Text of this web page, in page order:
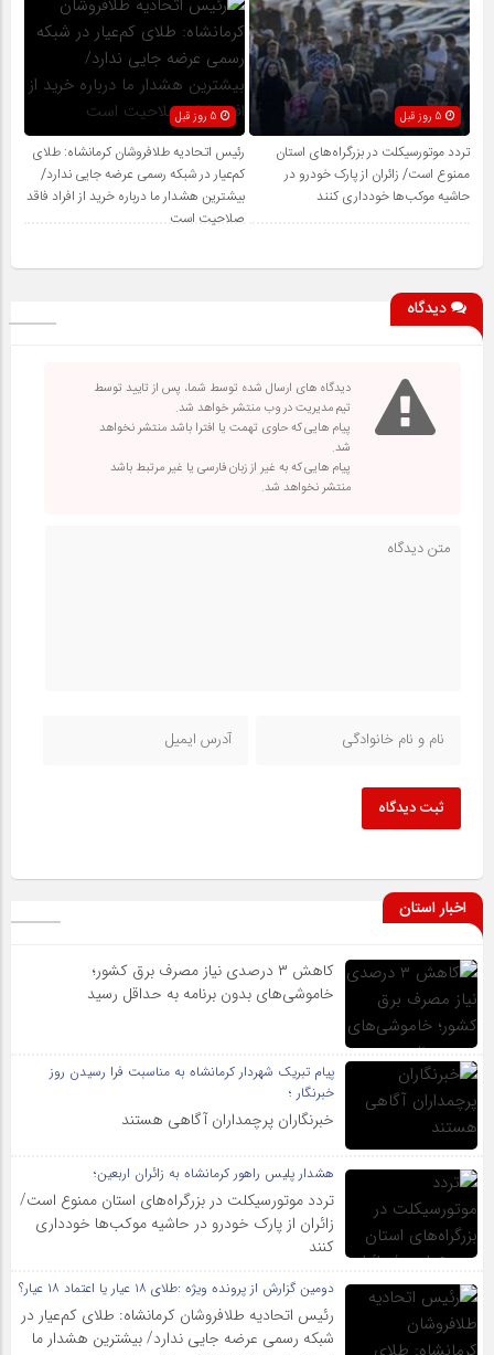
تردد موتورسیکلت در بزرگراه‌های استان
ممنوع است/ زائران از پارک خودرو در
حاشیه موکب‌ها خودداری کنند
رئیس اتحادیه طلافروشان کرمانشاه: طلای
کم‌عیار در شبکه رسمی عرضه جایی ندارد/
بیشترین هشدار ما درباره خرید از افراد فاقد
صلاحیت است
دیدگاه
دیدگاه های ارسال شده توسط شما، پس از تایید توسط
تیم مدیریت در وب منتشر خواهد شد.
پیام هایی که حاوی تهمت یا افترا باشد منتشر نخواهد
شد.
پیام هایی که به غیر از زبان فارسی یا غیر مرتبط باشد
منتشر نخواهد شد.
ثبت دیدگاه
اخبار استان
کاهش ۳ درصدی نیاز مصرف برق کشور؛
خاموشی‌های بدون برنامه به حداقل رسید
پیام تبریک شهردار کرمانشاه به مناسبت فرا رسیدن روز
خبرنگار ؛
خبرنگاران پرچمداران آگاهی هستند
هشدار پلیس راهور کرمانشاه به زائران اربعین؛
تردد موتورسیکلت در بزرگراه‌های استان ممنوع است/
زائران از پارک خودرو در حاشیه موکب‌ها خودداری
کنند
دومین گزارش از پرونده ویژه :طلای ۱۸ عیار یا اعتماد ۱۸ عیار؟
رئیس اتحادیه طلافروشان کرمانشاه: طلای کم‌عیار در
شبکه رسمی عرضه جایی ندارد/ بیشترین هشدار ما